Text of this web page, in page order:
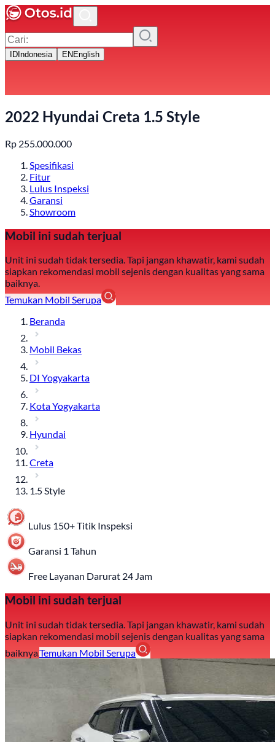
ID Indonesia EN English
2022 Hyundai Creta 1.5 Style
Rp 255.000.000
Spesifikasi
Fitur
Lulus Inspeksi
Garansi
Showroom
Mobil ini sudah terjual
Unit ini sudah tidak tersedia. Tapi jangan khawatir, kami sudah
siapkan rekomendasi mobil sejenis dengan kualitas yang sama
baiknya.
Temukan Mobil Serupa
Beranda
Mobil Bekas
DI Yogyakarta
Kota Yogyakarta
Hyundai
Creta
1.5 Style
Lulus 150+ Titik Inspeksi
Garansi 1 Tahun
Free Layanan Darurat 24 Jam
Mobil ini sudah terjual
Unit ini sudah tidak tersedia. Tapi jangan khawatir, kami sudah
siapkan rekomendasi mobil sejenis dengan kualitas yang sama
baiknya.Temukan Mobil Serupa